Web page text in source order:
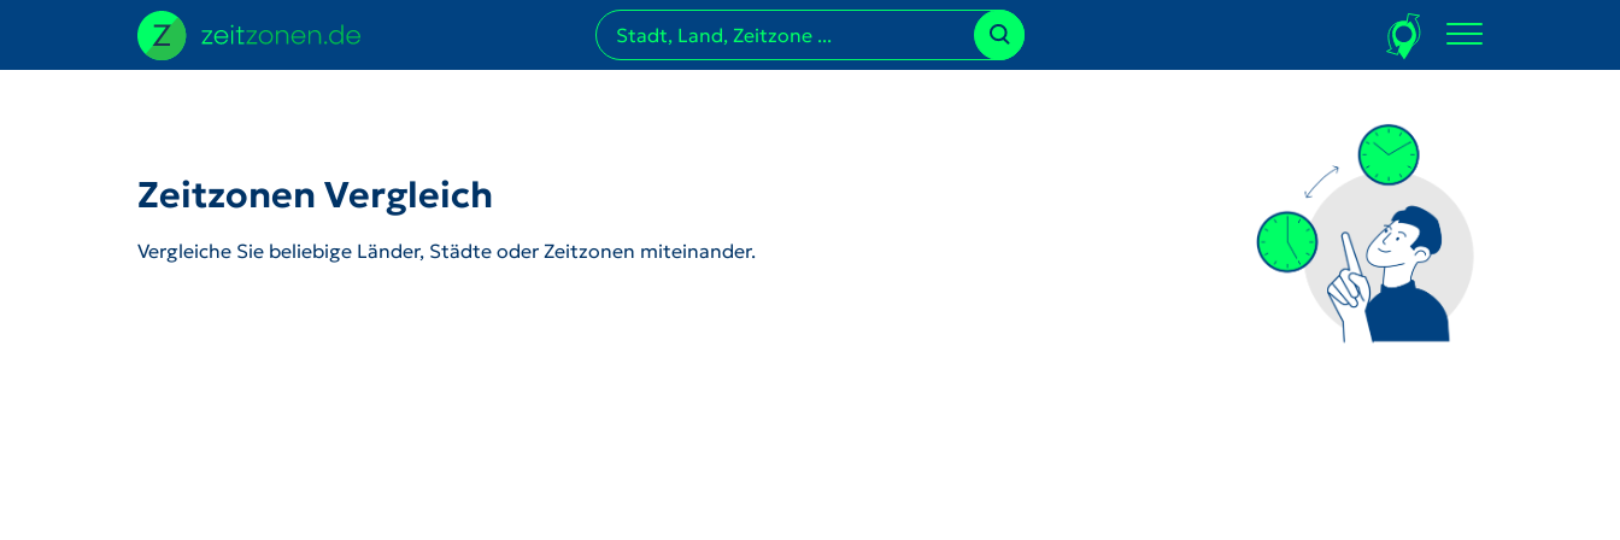
Zeitzonen Vergleich
Vergleiche Sie beliebige Länder, Städte oder Zeitzonen miteinander.